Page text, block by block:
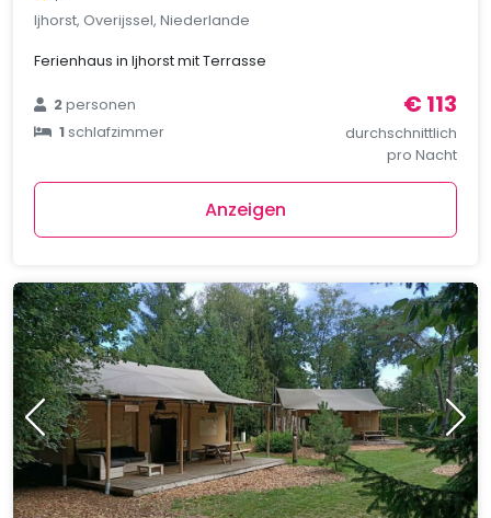
Ijhorst, Overijssel, Niederlande
Ferienhaus in Ijhorst mit Terrasse
2personen
1schlafzimmer
€ 113
durchschnittlich
pro Nacht
Anzeigen